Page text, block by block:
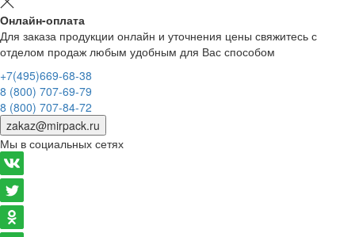
Онлайн-оплата
Для заказа продукции онлайн и уточнения цены свяжитесь с
отделом продаж любым удобным для Вас способом
+7(495)669-68-38
8 (800) 707-69-79
8 (800) 707-84-72
zakaz@mirpack.ru
Мы в социальных сетях